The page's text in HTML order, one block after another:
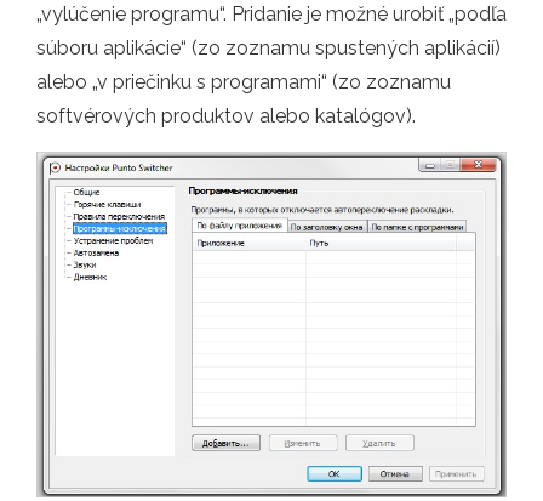
„vylúčenie programu“. Pridanie je možné urobiť „podľa
súboru aplikácie“ (zo zoznamu spustených aplikácií)
alebo „v priečinku s programami“ (zo zoznamu
softvérových produktov alebo katalógov).